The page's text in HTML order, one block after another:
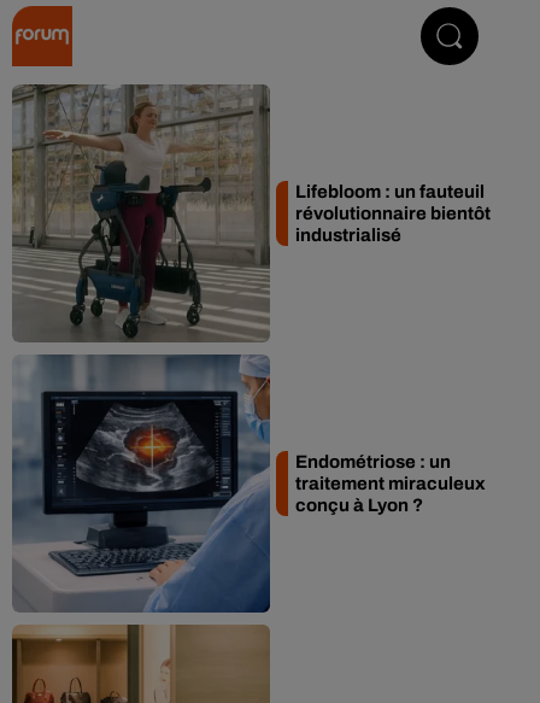
Lifebloom : un fauteuil
révolutionnaire bientôt
industrialisé
Endométriose : un
traitement miraculeux
conçu à Lyon ?